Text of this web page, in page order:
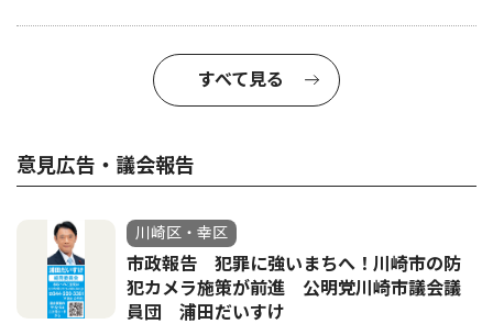
すべて見る
意見広告・議会報告
川崎区・幸区
市政報告 犯罪に強いまちへ！川崎市の防
犯カメラ施策が前進 公明党川崎市議会議
員団 浦田だいすけ